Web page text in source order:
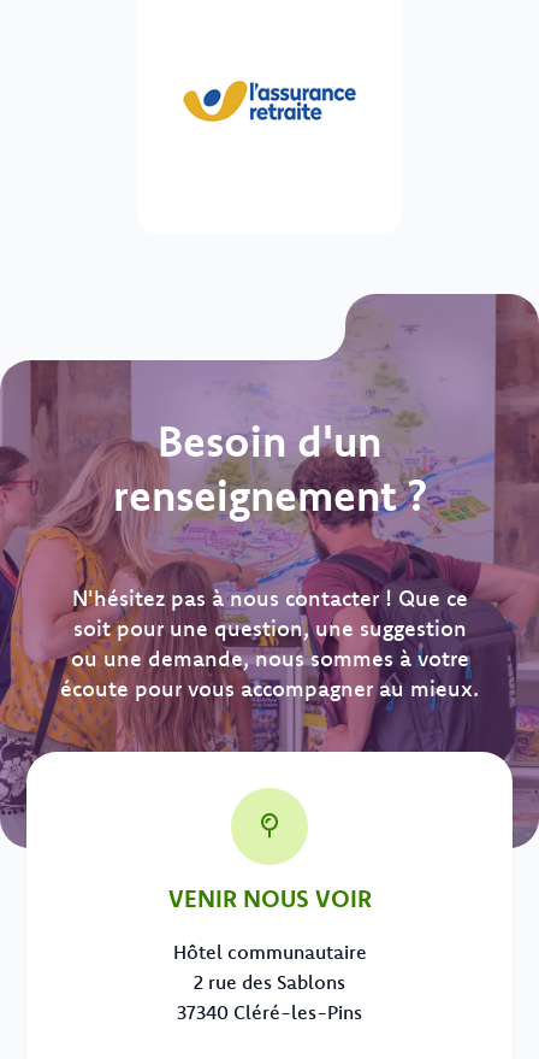
Besoin d'un
renseignement ?
N'hésitez pas à nous contacter ! Que ce
soit pour une question, une suggestion
ou une demande, nous sommes à votre
écoute pour vous accompagner au mieux.
VENIR NOUS VOIR
Hôtel communautaire
2 rue des Sablons
37340 Cléré-les-Pins